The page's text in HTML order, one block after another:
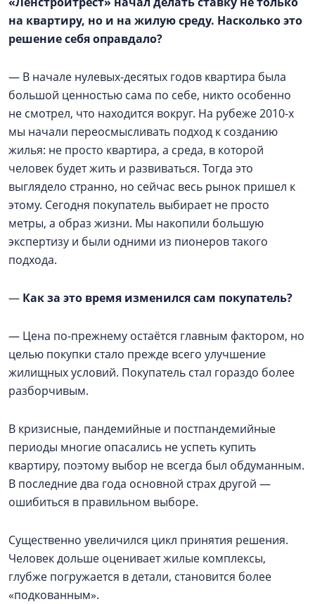
на квартиру, но и на жилую среду. Насколько это
решение себя оправдало?
— В начале нулевых-десятых годов квартира была
большой ценностью сама по себе, никто особенно
не смотрел, что находится вокруг. На рубеже 2010-х
мы начали переосмысливать подход к созданию
жилья: не просто квартира, а среда, в которой
человек будет жить и развиваться. Тогда это
выглядело странно, но сейчас весь рынок пришел к
этому. Сегодня покупатель выбирает не просто
метры, а образ жизни. Мы накопили большую
экспертизу и были одними из пионеров такого
подхода.
— Как за это время изменился сам покупатель?
— Цена по-прежнему остаётся главным фактором, но
целью покупки стало прежде всего улучшение
жилищных условий. Покупатель стал гораздо более
разборчивым.
В кризисные, пандемийные и постпандемийные
периоды многие опасались не успеть купить
квартиру, поэтому выбор не всегда был обдуманным.
В последние два года основной страх другой —
ошибиться в правильном выборе.
Существенно увеличился цикл принятия решения.
Человек дольше оценивает жилые комплексы,
глубже погружается в детали, становится более
«подкованным».